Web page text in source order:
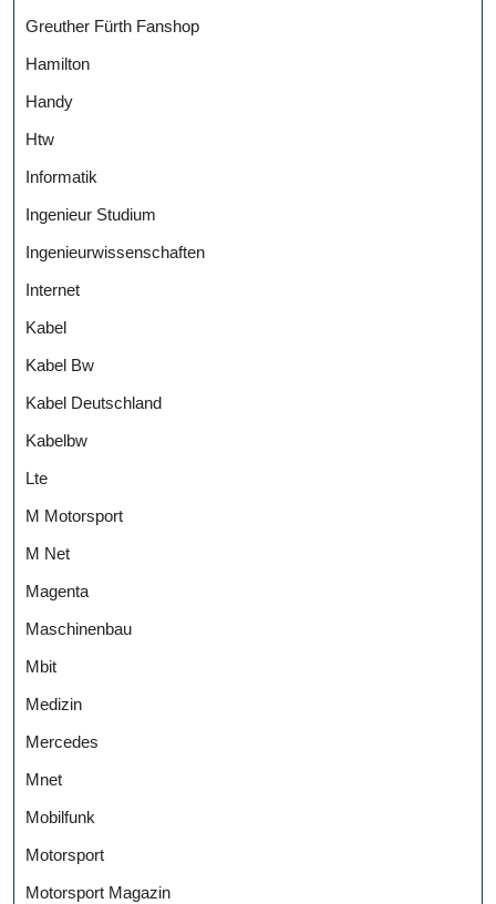
Greuther Fürth Fanshop
Hamilton
Handy
Htw
Informatik
Ingenieur Studium
Ingenieurwissenschaften
Internet
Kabel
Kabel Bw
Kabel Deutschland
Kabelbw
Lte
M Motorsport
M Net
Magenta
Maschinenbau
Mbit
Medizin
Mercedes
Mnet
Mobilfunk
Motorsport
Motorsport Magazin